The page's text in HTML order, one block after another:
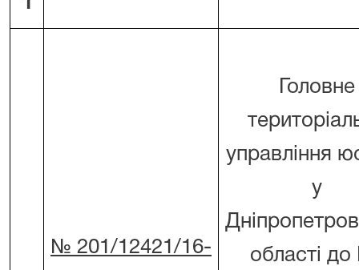
№ 201/12421/16-
Головне
управління
у
області